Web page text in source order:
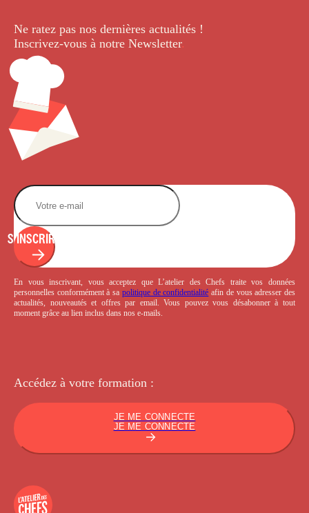
Ne ratez pas nos dernières actualités !
Inscrivez-vous à notre Newsletter.
S'INSCRIRE
En vous inscrivant, vous acceptez que L’atelier des Chefs traite vos données
personnelles conformément à sa politique de confidentialité afin de vous adresser des
actualités, nouveautés et offres par email. Vous pouvez vous désabonner à tout
moment grâce au lien inclus dans nos e-mails.
Accédez à votre formation :
JE ME CONNECTE
JE ME CONNECTE